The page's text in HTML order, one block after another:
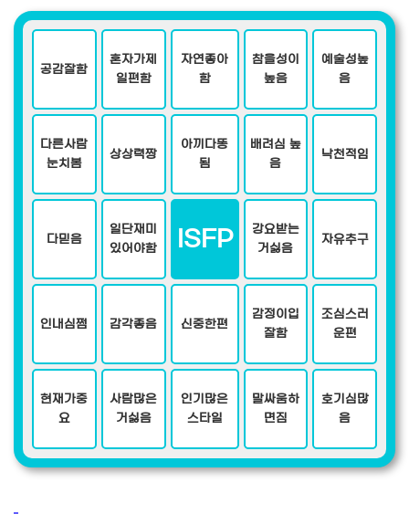
공감잘함
혼자가제
일편함
자연좋아
함
참을성이
높음
예술성높
음
다른사람
눈치봄
상상력짱
아끼다똥
됨
배려심 높
음
낙천적임
다믿음
일단재미
있어야함
ISFP
강요받는
거싫음
자유추구
인내심쩜 감각좋음 신중한편
감정이입
잘함
조심스러
운편
현재가중
요
사람많은
거싫음
인기많은
스타일
말싸움하
면짐
호기심많
음